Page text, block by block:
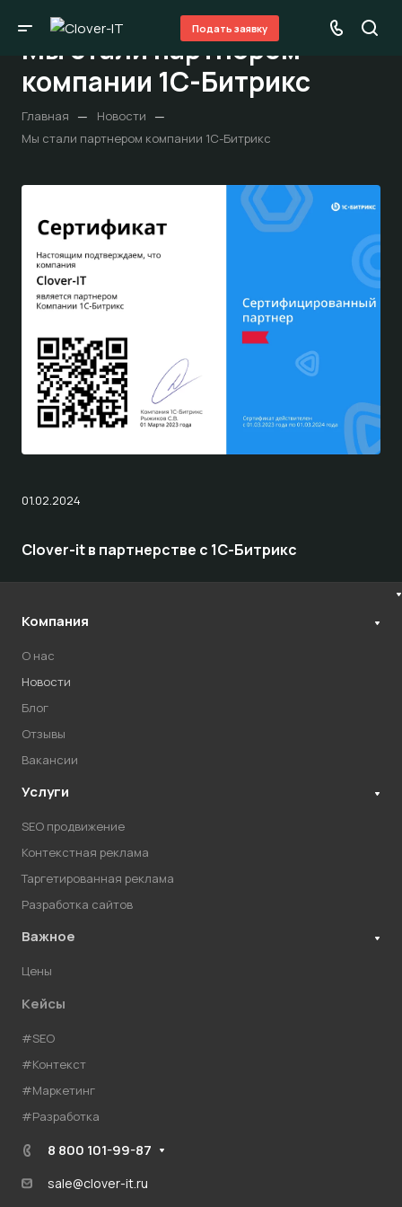
Подать заявку
Мы стали партнером
компании 1С-Битрикс
Главная — Новости —
Мы стали партнером компании 1С-Битрикс
01.02.2024
Clover-it в партнерстве с 1С-Битрикс
Компания
О нас
Новости
Блог
Отзывы
Вакансии
Услуги
SEO продвижение
Контекстная реклама
Таргетированная реклама
Разработка сайтов
Важное
Цены
Кейсы
#SEO
#Контекст
#Маркетинг
#Разработка
8 800 101-99-87
sale@clover-it.ru